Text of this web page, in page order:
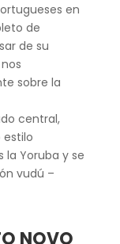
en
de
de su
sobre la
central,
la Yoruba y se
vudú –
NOVO